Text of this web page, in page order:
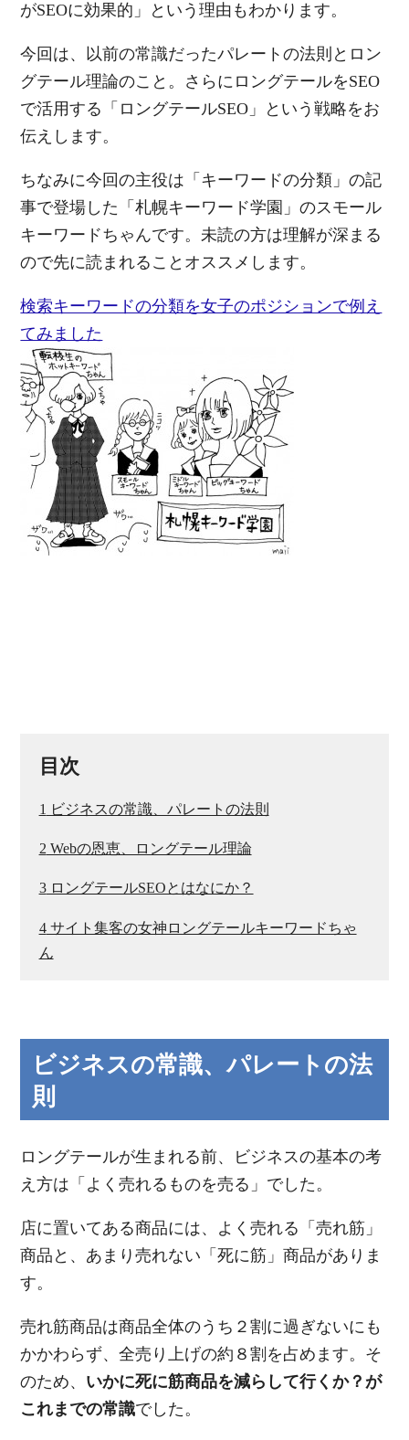
がSEOに効果的」という理由もわかります。
今回は、以前の常識だったパレートの法則とロン
グテール理論のこと。さらにロングテールをSEO
で活用する「ロングテールSEO」という戦略をお
伝えします。
ちなみに今回の主役は「キーワードの分類」の記
事で登場した「札幌キーワード学園」のスモール
キーワードちゃんです。未読の方は理解が深まる
ので先に読まれることオススメします。
検索キーワードの分類を女子のポジションで例え
てみました
目次
1 ビジネスの常識、パレートの法則
2Webの恩恵、ロングテール理論
3ロングテールSEOとはなにか？
4サイト集客の女神ロングテールキーワードちゃ
ん
ビジネスの常識、パレートの法
則
ロングテールが生まれる前、ビジネスの基本の考
え方は「よく売れるものを売る」でした。
店に置いてある商品には、よく売れる「売れ筋」
商品と、あまり売れない「死に筋」商品がありま
す。
売れ筋商品は商品全体のうち２割に過ぎないにも
かかわらず、全売り上げの約８割を占めます。そ
のため、 いかに死に筋商品を減らして行くか？が
これまでの常識でした。